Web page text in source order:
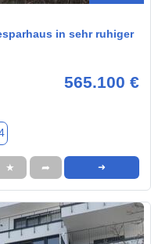
in sehr ruhiger
565.100 €
★ ➦ ➜